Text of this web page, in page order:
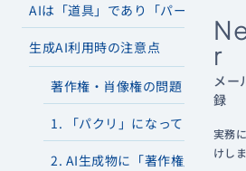
AIは「道具」であり「パートナー」
生成AI利用時の注意点
著作権・肖像権の問題
1. 「パクリ」になっていないかの
2. AI生成物に「著作権」は認め
r
メー
録
実務
けし